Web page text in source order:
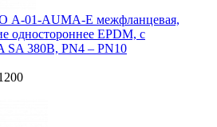
A-01-AUMA-E межфланцевая,
одностороннее EPDM, с
SA 380В, PN4 – PN10